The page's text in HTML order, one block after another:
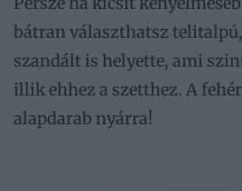
bátran választhatsz
szandált is helyette, ami
illik ehhez a szetthez. A
alapdarab nyárra!